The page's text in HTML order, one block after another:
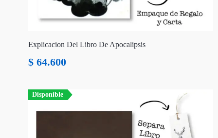
Explicacion Del Libro De Apocalipsis
$ 64.600
Disponible